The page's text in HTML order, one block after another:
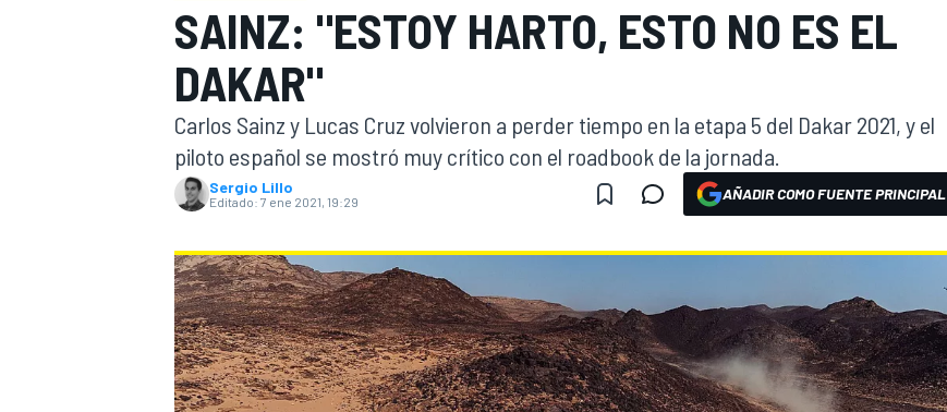
SAINZ: "ESTOY HARTO, ESTO NO ES EL
DAKAR"
Carlos Sainz y Lucas Cruz volvieron a perder tiempo en la etapa 5 del Dakar 2021, y el
piloto español se mostró muy crítico con el roadbook de la jornada.
Sergio Lillo
Editado: 7 ene 2021, 19:29 AÑADIR COMO FUENTE PRINCIPAL